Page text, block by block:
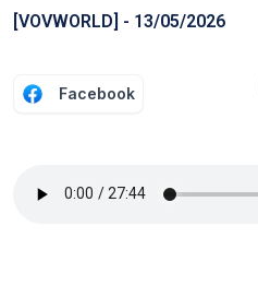
[VOVWORLD] - 13/05/2026
Facebook